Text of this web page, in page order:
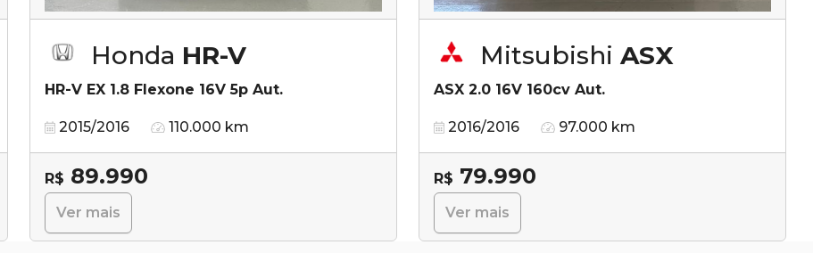
Honda HR-V
HR-V EX 1.8 Flexone 16V 5p Aut.
2015/2016 110.000 km
R$ 89.990
Ver mais
Mitsubishi ASX
ASX 2.0 16V 160cv Aut.
2016/2016 97.000 km
R$ 79.990
Ver mais